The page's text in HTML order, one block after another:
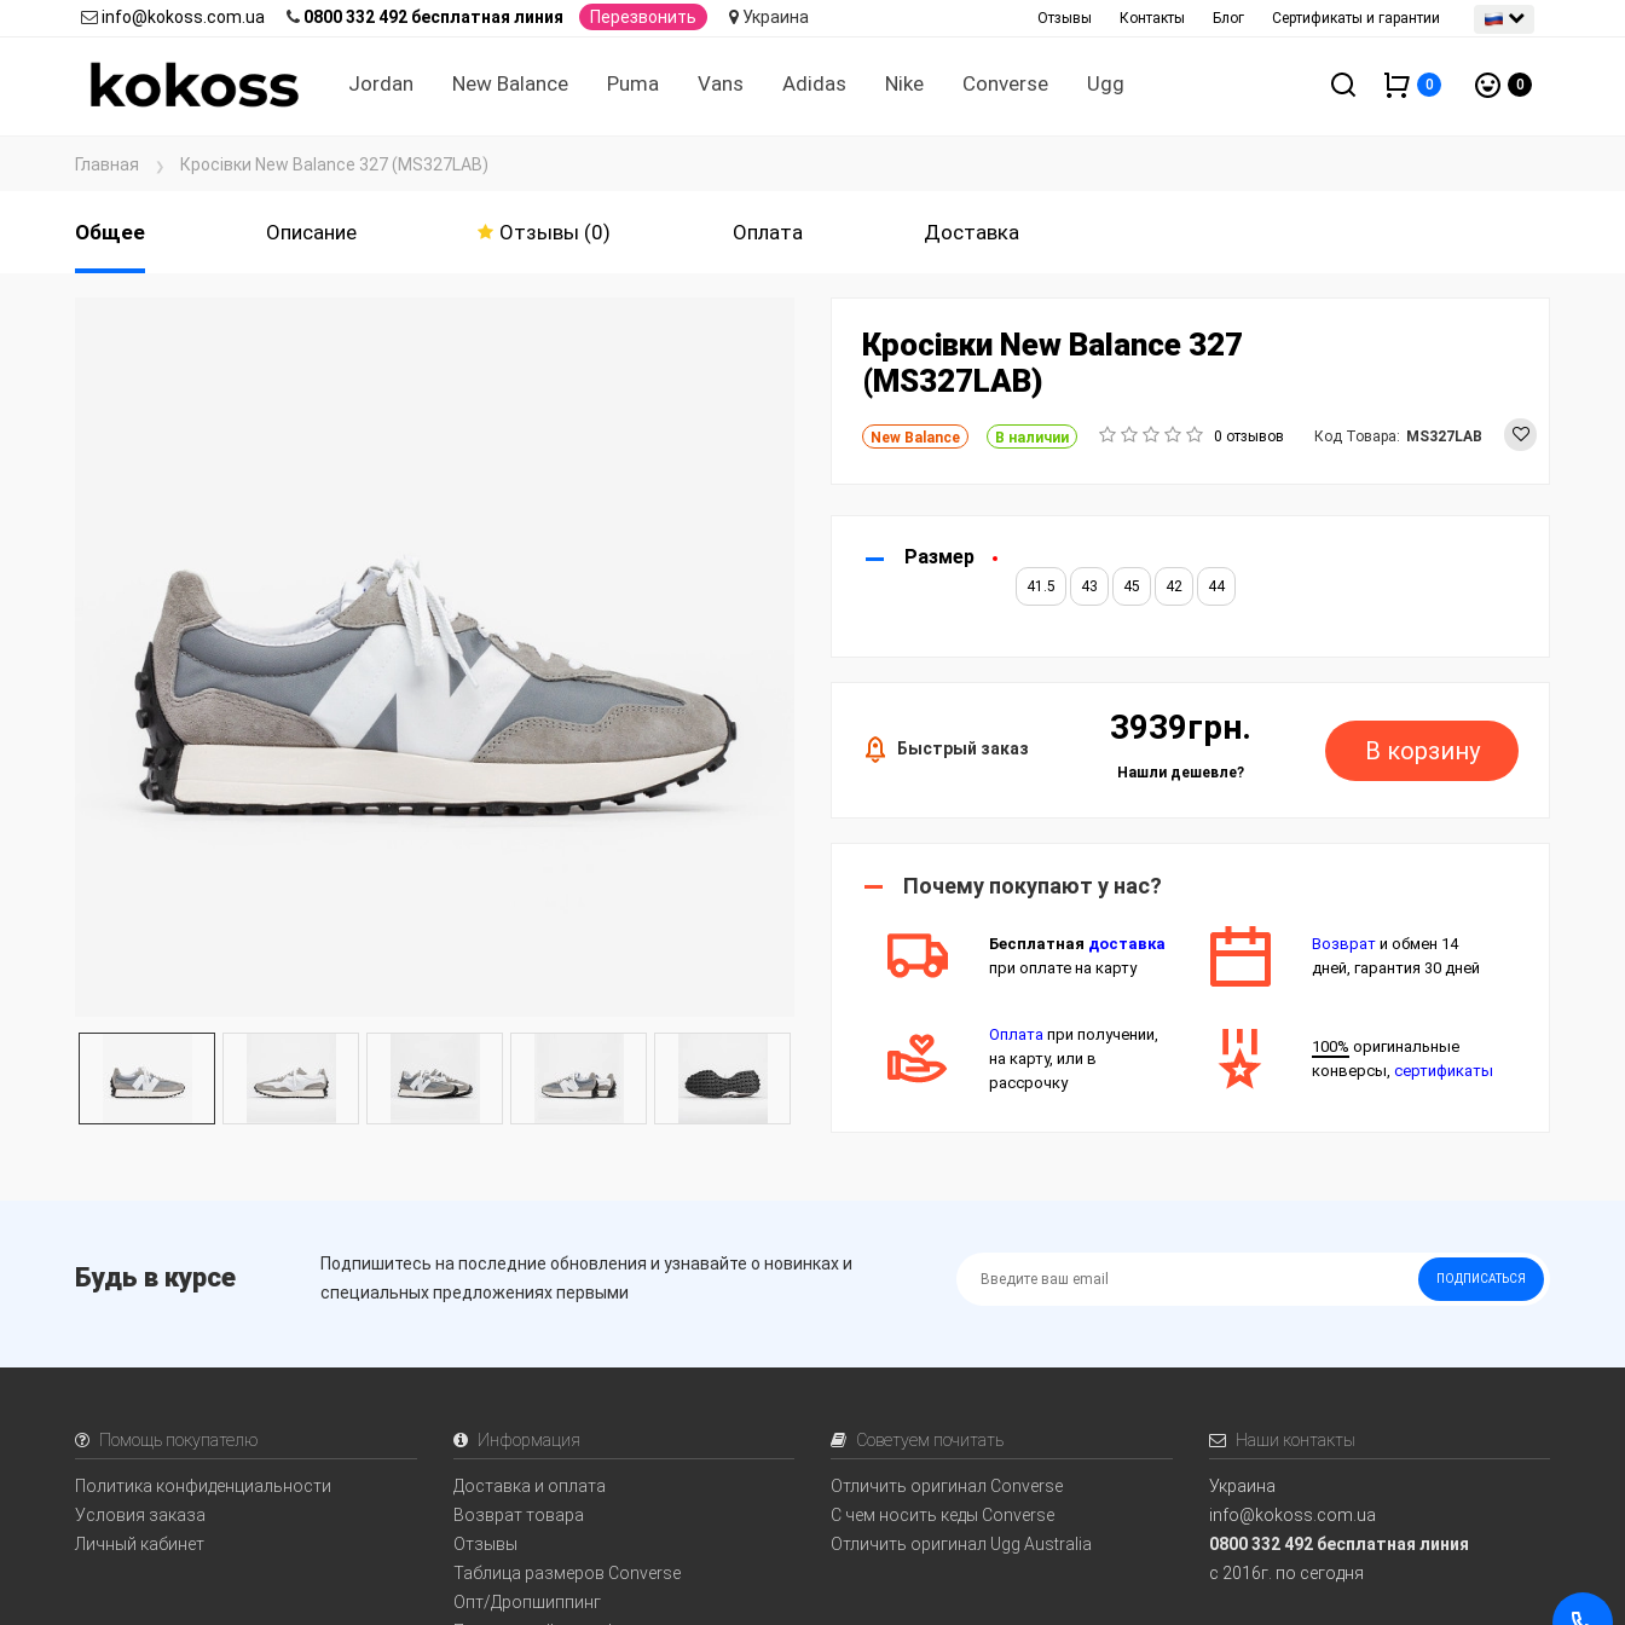
Jordan New Balance Puma Vans Adidas Nike Converse Ugg
info@kokoss.com.ua 0800 332 492 бесплатная линия Перезвонить Украина Отзывы Контакты Блог Сертификаты и гарантии
0 0
Главная Кросівки New Balance 327 (MS327LAB)
Общее Описание Отзывы (0) Оплата Доставка
Кросівки New Balance 327
(MS327LAB)
New Balance В наличии 0 отзывов Код Товара: MS327LAB
Размер
41.5 43 45 42 44
Быстрый заказ
3939грн.
Нашли дешевле?
В корзину
Почему покупают у нас?
Бесплатная доставка
при оплате на карту
Возврати обмен 14
дней, гарантия 30 дней
Оплатапри получении,
на карту, или в
рассрочку
100% оригинальные
конверсы, сертификаты
Будь в курсе
Подпишитесь на последние обновления и узнавайте о новинках и
специальных предложениях первыми
ПОДПИСАТЬСЯ
Помощь покупателю
Политика конфиденциальности
Условия заказа
Личный кабинет
Информация
Доставка и оплата
Возврат товара
Отзывы
Таблица размеров Converse
Опт/Дропшиппинг
Советуем почитать
Отличить оригинал Converse
С чем носить кеды Converse
Отличить оригинал Ugg Australia
Наши контакты
Украина
info@kokoss.com.ua
0800 332 492 бесплатная линия
с 2016г. по сегодня